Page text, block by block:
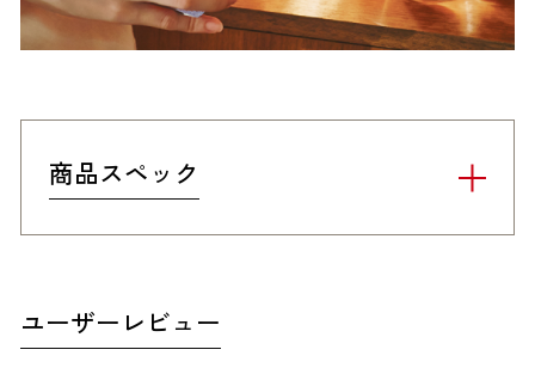
商品スペック
ユーザーレビュー